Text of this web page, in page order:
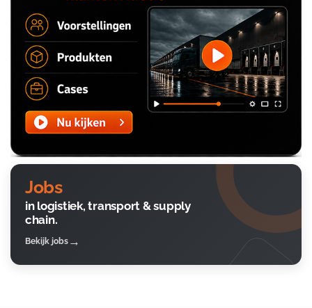
Jobs
in logistiek, transport & supply
chain.
Bekijk jobs